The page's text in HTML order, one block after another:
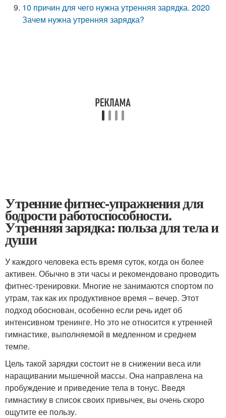
10 причин для чего нужна утренняя зарядка. 2020
Зачем нужна утренняя зарядка?
Утренние фитнес-упражнения для
бодрости работоспособности.
Утренняя зарядка: польза для тела и
души
У каждого человека есть время суток, когда он более
активен. Обычно в эти часы и рекомендовано проводить
фитнес-тренировки. Многие не занимаются спортом по
утрам, так как их продуктивное время – вечер. Этот
подход обоснован, особенно если речь идет об
интенсивном тренинге. Но это не относится к утренней
гимнастике, выполняемой в медленном и среднем
темпе.
Цель такой зарядки состоит не в снижении веса или
наращивании мышечной массы. Она направлена на
пробуждение и приведение тела в тонус. Введя
гимнастику в список своих привычек, вы очень скоро
ощутите ее пользу.